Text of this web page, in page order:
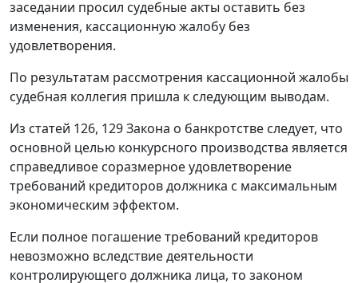
заседании просил судебные акты оставить без
изменения, кассационную жалобу без
удовлетворения.
По результатам рассмотрения кассационной жалобы
судебная коллегия пришла к следующим выводам.
Из статей 126, 129 Закона о банкротстве следует, что
основной целью конкурсного производства является
справедливое соразмерное удовлетворение
требований кредиторов должника с максимальным
экономическим эффектом.
Если полное погашение требований кредиторов
невозможно вследствие деятельности
контролирующего должника лица, то законом